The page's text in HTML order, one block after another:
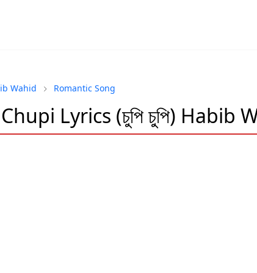
Wahid Romantic Song
Lyrics (চুপি চুপি) Habib